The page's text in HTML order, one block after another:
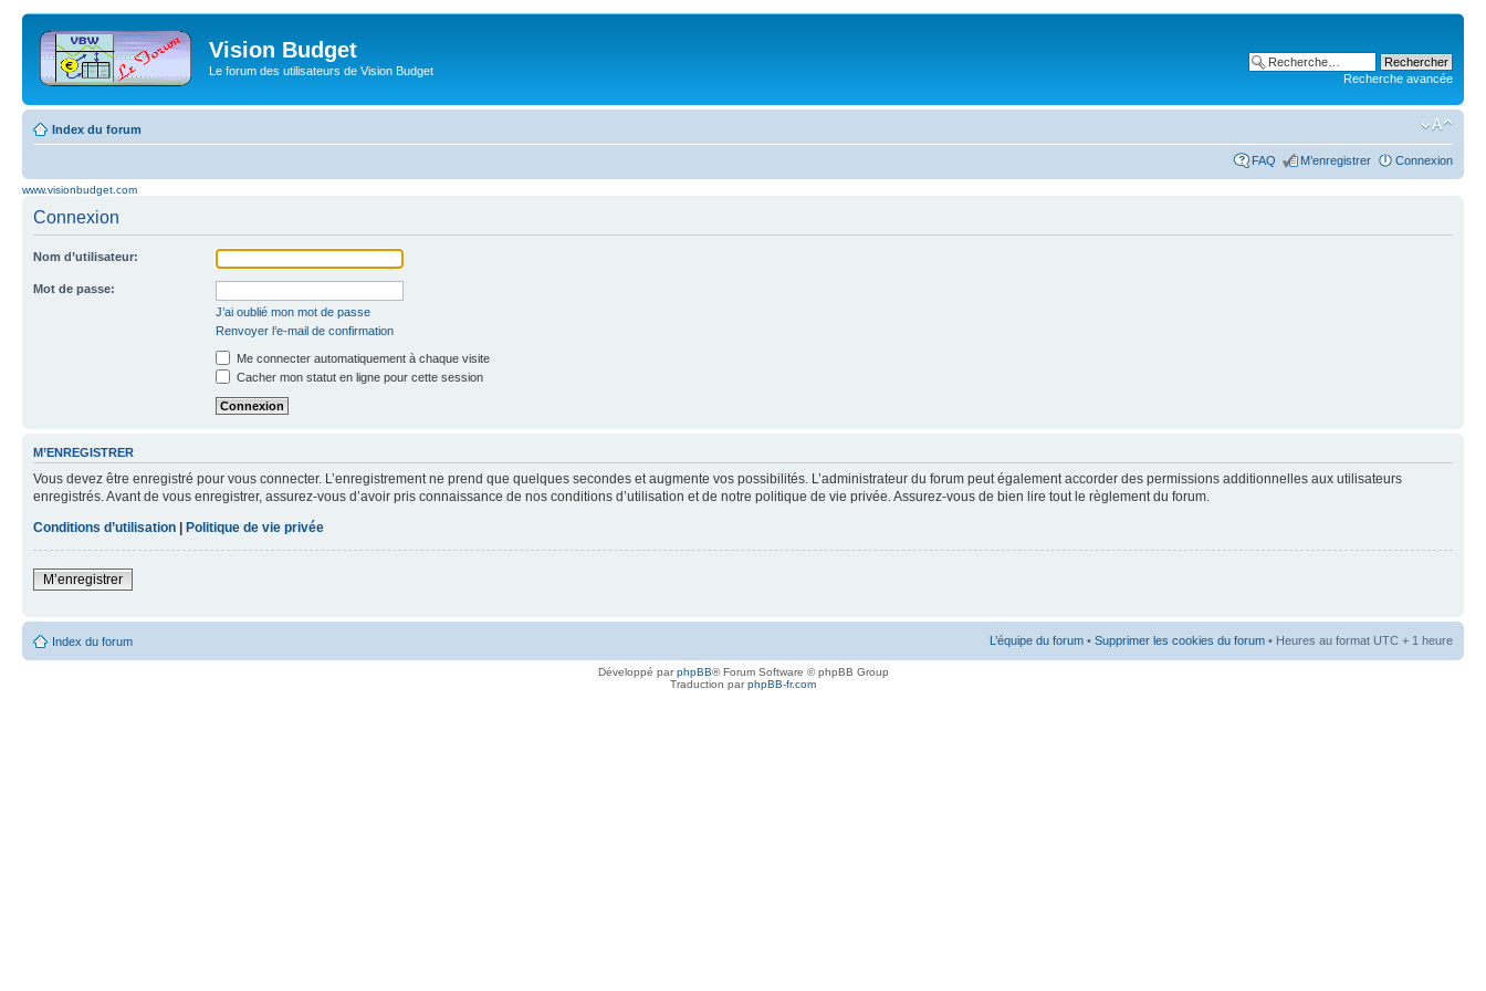
Vision Budget
Le forum des utilisateurs de Vision Budget
Recherche avancée
Index du forum
FAQ M’enregistrer Connexion
www.visionbudget.com
Connexion
Nom d’utilisateur:
Mot de passe:
J’ai oublié mon mot de passe
Renvoyer l’e-mail de confirmation
Me connecter automatiquement à chaque visite
Cacher mon statut en ligne pour cette session
M’ENREGISTRER
Vous devez être enregistré pour vous connecter. L’enregistrement ne prend que quelques secondes et augmente vos possibilités. L’administrateur du forum peut également accorder des permissions additionnelles aux utilisateurs
enregistrés. Avant de vous enregistrer, assurez-vous d’avoir pris connaissance de nos conditions d’utilisation et de notre politique de vie privée. Assurez-vous de bien lire tout le règlement du forum.
Conditions d’utilisation | Politique de vie privée
M’enregistrer
Index du forum L’équipe du forum • Supprimer les cookies du forum • Heures au format UTC + 1 heure
Développé parphpBB® Forum Software © phpBB Group
Traduction parphpBB-fr.com